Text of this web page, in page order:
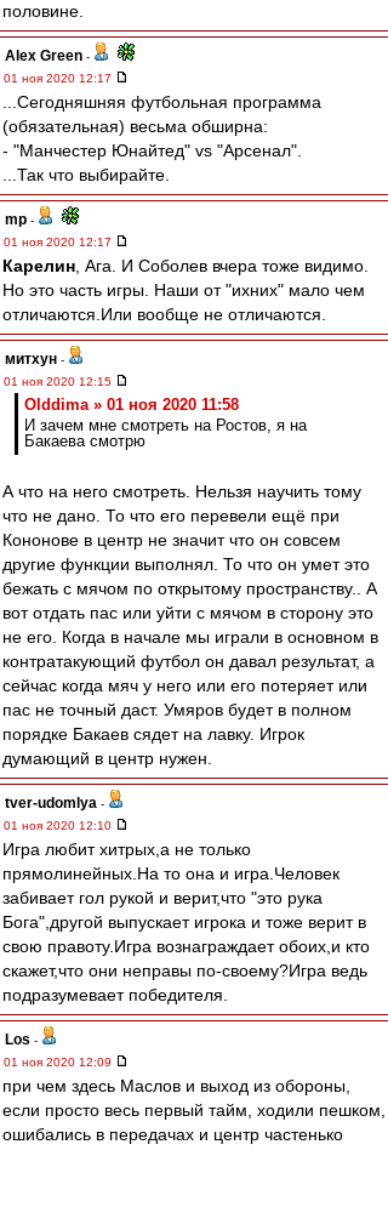
половине.
Alex Green -
01 ноя 2020 12:17
...Сегодняшняя футбольная программа
(обязательная) весьма обширна:
- "Манчестер Юнайтед" vs "Арсенал".
...Так что выбирайте.
mp -
01 ноя 2020 12:17
Карелин , Ага. И Соболев вчера тоже видимо.
Но это часть игры. Наши от "ихних" мало чем
отличаются.Или вообще не отличаются.
митхун -
01 ноя 2020 12:15
Olddima » 01 ноя 2020 11:58
И зачем мне смотреть на Ростов, я на
Бакаева смотрю
А что на него смотреть. Нельзя научить тому
что не дано. То что его перевели ещё при
Кононове в центр не значит что он совсем
другие функции выполнял. То что он умет это
бежать с мячом по открытому пространству.. А
вот отдать пас или уйти с мячом в сторону это
не его. Когда в начале мы играли в основном в
контратакующий футбол он давал результат, а
сейчас когда мяч у него или его потеряет или
пас не точный даст. Умяров будет в полном
порядке Бакаев сядет на лавку. Игрок
думающий в центр нужен.
tver-udomlya -
01 ноя 2020 12:10
Игра любит хитрых,а не только
прямолинейных.На то она и игра.Человек
забивает гол рукой и верит,что "это рука
Бога",другой выпускает игрока и тоже верит в
свою правоту.Игра вознаграждает обоих,и кто
скажет,что они неправы по-своему?Игра ведь
подразумевает победителя.
Los -
01 ноя 2020 12:09
при чем здесь Маслов и выход из обороны,
если просто весь первый тайм, ходили пешком,
ошибались в передачах и центр частенько